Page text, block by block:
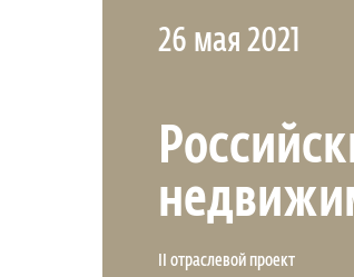
26 мая 2021
II отраслевой проект